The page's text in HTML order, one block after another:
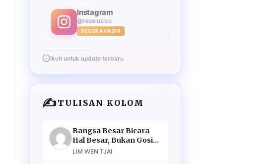
Instagram
@resolusico
SEGERA HADIR
Ikuti untuk update terbaru
✍️TULISAN KOLOM
Bangsa Besar Bicara
Hal Besar, Bukan Gosip
Murahan
LIM WEN TJAI